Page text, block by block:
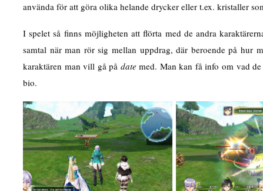
använda för att göra olika helande drycker eller t.ex. kristaller
I spelet så finns möjligheten att flörta med de andra
samtal när man rör sig mellan uppdrag, där beroende på hur
karaktären man vill gå på date med. Man kan få info om vad
bio.